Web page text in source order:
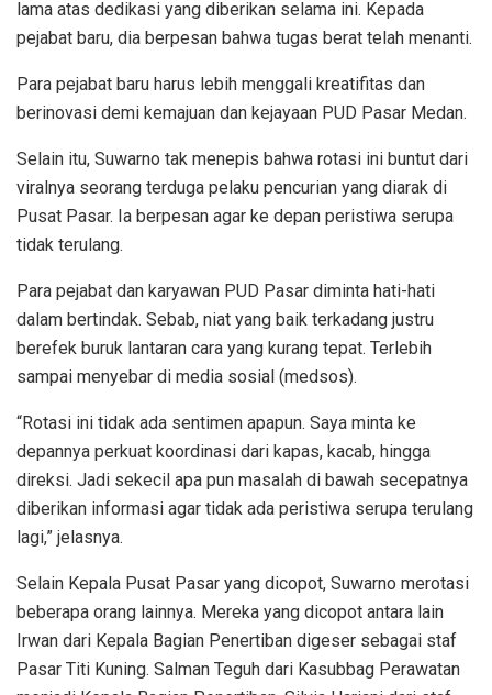
lama atas dedikasi yang diberikan selama ini. Kepada
pejabat baru, dia berpesan bahwa tugas berat telah menanti.
Para pejabat baru harus lebih menggali kreatifitas dan
berinovasi demi kemajuan dan kejayaan PUD Pasar Medan.
Selain itu, Suwarno tak menepis bahwa rotasi ini buntut dari
viralnya seorang terduga pelaku pencurian yang diarak di
Pusat Pasar. Ia berpesan agar ke depan peristiwa serupa
tidak terulang.
Para pejabat dan karyawan PUD Pasar diminta hati-hati
dalam bertindak. Sebab, niat yang baik terkadang justru
berefek buruk lantaran cara yang kurang tepat. Terlebih
sampai menyebar di media sosial (medsos).
“Rotasi ini tidak ada sentimen apapun. Saya minta ke
depannya perkuat koordinasi dari kapas, kacab, hingga
direksi. Jadi sekecil apa pun masalah di bawah secepatnya
diberikan informasi agar tidak ada peristiwa serupa terulang
lagi,” jelasnya.
Selain Kepala Pusat Pasar yang dicopot, Suwarno merotasi
beberapa orang lainnya. Mereka yang dicopot antara lain
Irwan dari Kepala Bagian Penertiban digeser sebagai staf
Pasar Titi Kuning. Salman Teguh dari Kasubbag Perawatan